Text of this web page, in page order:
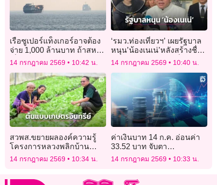
เรือซูเปอร์แท็งเกอร์อาจต้อง
จ่าย 1,000 ล้านบาท ถ้าสหรัฐ
เก็บค่าผ่านฮอร์มุซ 20%
14 กรกฎาคม 2569 10:42 น.
‘รมว.ท่องเที่ยวฯ’ เผยรัฐบาล
หนุน’น้องเนเน่’หลังสร้างชื่อ
เสียงให้ประเทศ ดันเป็น
พรีเซ็นเตอร์โปรโมทท่อง
14 กรกฎาคม 2569 10:40 น.
สวพส.ขยายผลองค์ความรู้
โครงการหลวงพลิกบ้าน
หนองเขียวสู่ต้นแบบเกษตร
อินทรีย์แปลงใหญ่บนพื้นที่สูง
14 กรกฎาคม 2569 10:34 น.
ค่าเงินบาท 14 ก.ค. อ่อนค่า
33.52 บาท จับตา
ตะวันออกกลาง สหรัฐ-
อิหร่าน
14 กรกฎาคม 2569 10:33 น.